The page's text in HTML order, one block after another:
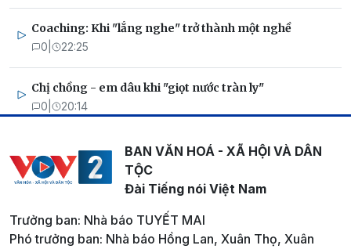
Coaching: Khi "lắng nghe" trở thành một nghề
0 22:25
Chị chồng - em dâu khi "giọt nước tràn ly"
0 20:14
BAN VĂN HOÁ - XÃ HỘI VÀ DÂN
TỘC
Đài Tiếng nói Việt Nam
Trưởng ban: Nhà báo TUYẾT MAI
Phó trưởng ban: Nhà báo Hồng Lan, Xuân Thọ, Xuân